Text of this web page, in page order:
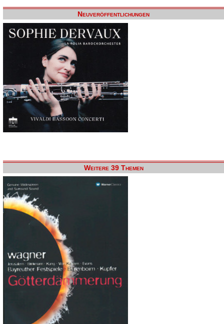
Neuveröffentlichungen
Weitere 39 Themen